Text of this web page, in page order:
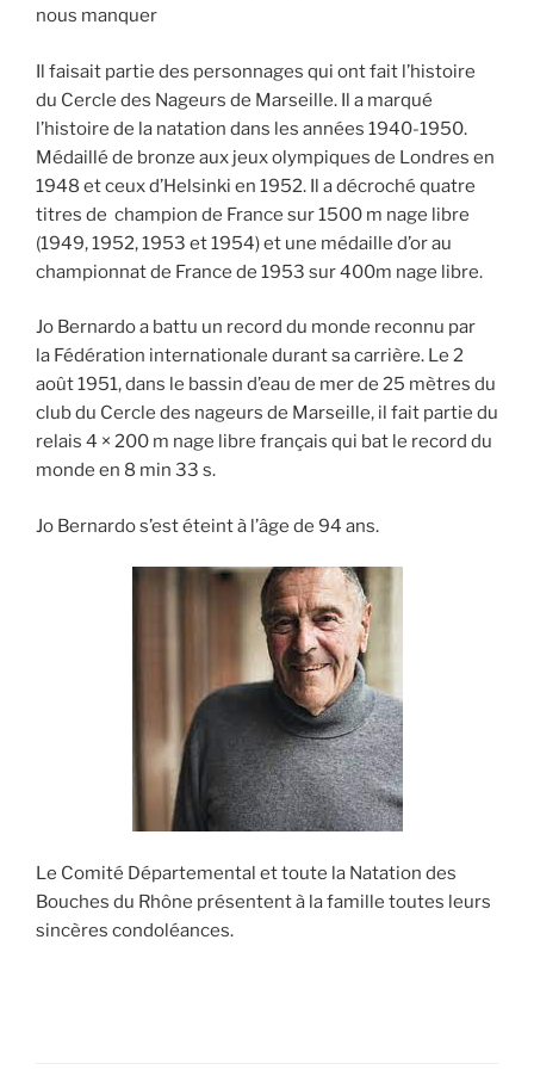
nous manquer
Il faisait partie des personnages qui ont fait l’histoire
du Cercle des Nageurs de Marseille. Il a marqué
l’histoire de la natation dans les années 1940-1950.
Médaillé de bronze aux jeux olympiques de Londres en
1948 et ceux d’Helsinki en 1952. Il a décroché quatre
titres de champion de France sur 1500 m nage libre
(1949, 1952, 1953 et 1954) et une médaille d’or au
championnat de France de 1953 sur 400m nage libre.
Jo Bernardo a battu un record du monde reconnu par
la Fédération internationale durant sa carrière. Le 2
août 1951, dans le bassin d’eau de mer de 25 mètres du
club du Cercle des nageurs de Marseille, il fait partie du
relais 4 × 200 m nage libre français qui bat le record du
monde en 8 min 33 s.
Jo Bernardo s’est éteint à l’âge de 94 ans.
Le Comité Départemental et toute la Natation des
Bouches du Rhône présentent à la famille toutes leurs
sincères condoléances.